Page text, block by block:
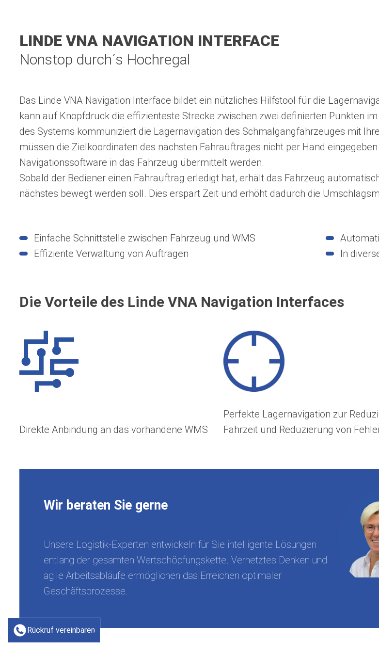
Rückruf vereinbaren
Nonstop durch´s Hochregal
LINDE VNA NAVIGATION INTERFACE
Das Linde VNA Navigation Interface bildet ein nützliches Hilfstool für die
kann auf Knopfdruck die effizienteste Strecke zwischen zwei definierten Punkten
des Systems kommuniziert die Lagernavigation des Schmalgangfahrzeuges mit
müssen die Zielkoordinaten des nächsten Fahrauftrages nicht per Hand
Navigationssoftware in das Fahrzeug übermittelt werden.
Sobald der Bediener einen Fahrauftrag erledigt hat, erhält das Fahrzeug
nächstes bewegt werden soll. Dies erspart Zeit und erhöht dadurch die
Einfache Schnittstelle zwischen Fahrzeug und WMS
Effiziente Verwaltung von Aufträgen
In
Die Vorteile des Linde VNA Navigation Interfaces
Direkte Anbindung an das vorhandene WMS
Perfekte Lagernavigation zur
Fahrzeit und Reduzierung von
Wir beraten Sie gerne
Unsere Logistik-Experten entwickeln für Sie intelligente Lösungen
entlang der gesamten Wertschöpfungskette. Vernetztes Denken und
agile Arbeitsabläufe ermöglichen das Erreichen optimaler
Geschäftsprozesse.